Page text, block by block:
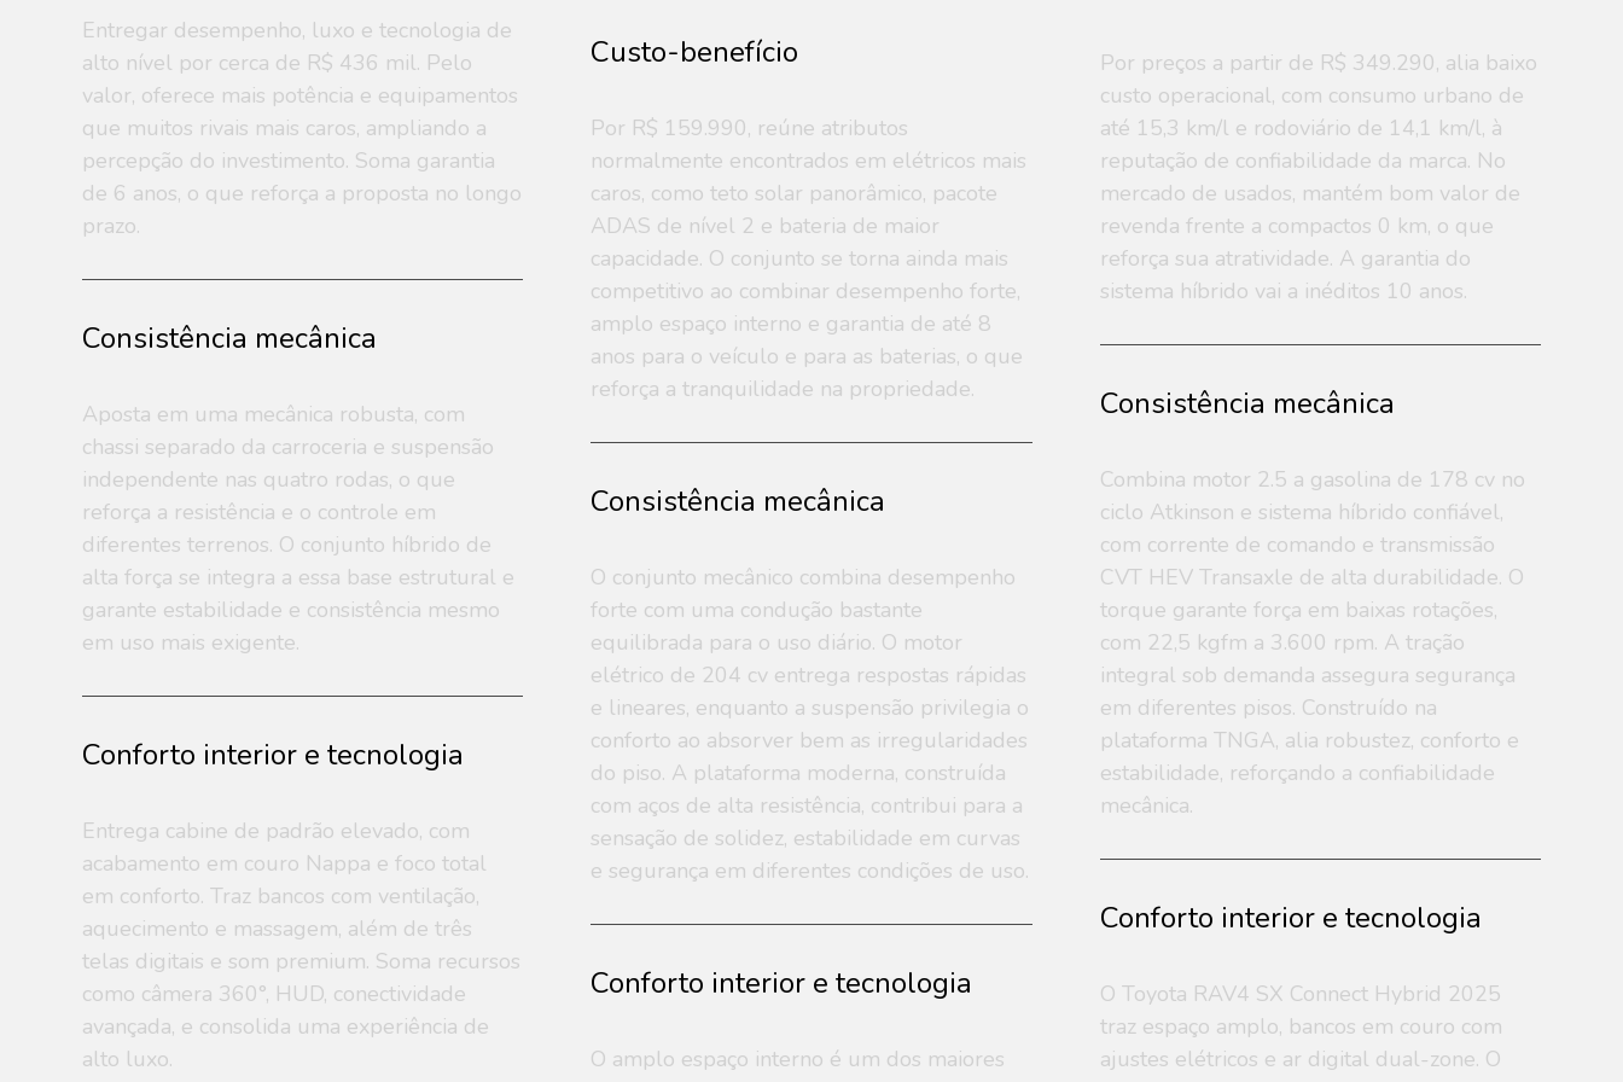
Entregar desempenho, luxo e tecnologia de
alto nível por cerca de R$ 436 mil. Pelo
valor, oferece mais potência e equipamentos
que muitos rivais mais caros, ampliando a
percepção do investimento. Soma garantia
de 6 anos, o que reforça a proposta no longo
prazo.
Consistência mecânica
Aposta em uma mecânica robusta, com
chassi separado da carroceria e suspensão
independente nas quatro rodas, o que
reforça a resistência e o controle em
diferentes terrenos. O conjunto híbrido de
alta força se integra a essa base estrutural e
garante estabilidade e consistência mesmo
em uso mais exigente.
Conforto interior e tecnologia
Entrega cabine de padrão elevado, com
acabamento em couro Nappa e foco total
em conforto. Traz bancos com ventilação,
aquecimento e massagem, além de três
telas digitais e som premium. Soma recursos
como câmera 360°, HUD, conectividade
avançada, e consolida uma experiência de
alto luxo.
Custo-benefício
Por R$ 159.990, reúne atributos
normalmente encontrados em elétricos mais
caros, como teto solar panorâmico, pacote
ADAS de nível 2 e bateria de maior
capacidade. O conjunto se torna ainda mais
competitivo ao combinar desempenho forte,
amplo espaço interno e garantia de até 8
anos para o veículo e para as baterias, o que
reforça a tranquilidade na propriedade.
Consistência mecânica
O conjunto mecânico combina desempenho
forte com uma condução bastante
equilibrada para o uso diário. O motor
elétrico de 204 cv entrega respostas rápidas
e lineares, enquanto a suspensão privilegia o
conforto ao absorver bem as irregularidades
do piso. A plataforma moderna, construída
com aços de alta resistência, contribui para a
sensação de solidez, estabilidade em curvas
e segurança em diferentes condições de uso.
Conforto interior e tecnologia
O amplo espaço interno é um dos maiores
Por preços a partir de R$ 349.290, alia baixo
custo operacional, com consumo urbano de
até 15,3 km/l e rodoviário de 14,1 km/l, à
reputação de confiabilidade da marca. No
mercado de usados, mantém bom valor de
revenda frente a compactos 0 km, o que
reforça sua atratividade. A garantia do
sistema híbrido vai a inéditos 10 anos.
Consistência mecânica
Combina motor 2.5 a gasolina de 178 cv no
ciclo Atkinson e sistema híbrido confiável,
com corrente de comando e transmissão
CVT HEV Transaxle de alta durabilidade. O
torque garante força em baixas rotações,
com 22,5 kgfm a 3.600 rpm. A tração
integral sob demanda assegura segurança
em diferentes pisos. Construído na
plataforma TNGA, alia robustez, conforto e
estabilidade, reforçando a confiabilidade
mecânica.
Conforto interior e tecnologia
O Toyota RAV4 SX Connect Hybrid 2025
traz espaço amplo, bancos em couro com
ajustes elétricos e ar digital dual-zone. O